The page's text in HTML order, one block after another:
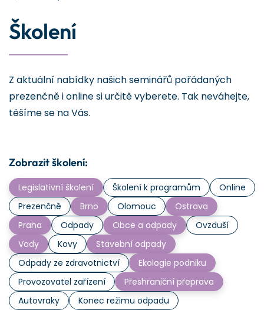
Školení
Z aktuální nabídky našich seminářů pořádaných
prezenčně i online si určitě vyberete. Tak neváhejte,
těšíme se na Vás.
Zobrazit školení:
Legislativní školení Školení k programům
Online
Prezenčně
Brno Olomouc
Ostrava
Praha
Odpady Obce a odpady
Ovzduší
Vody
Kovy
Stavební odpady
Odpady ze zdravotnictví
Ekologie podniku
Provozovatel zařízení
Přeshraniční přeprava
Autovraky
Konec režimu odpadu